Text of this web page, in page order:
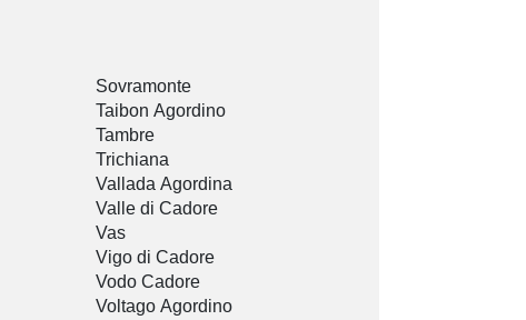
Sovramonte
Taibon Agordino
Tambre
Trichiana
Vallada Agordina
Valle di Cadore
Vas
Vigo di Cadore
Vodo Cadore
Voltago Agordino